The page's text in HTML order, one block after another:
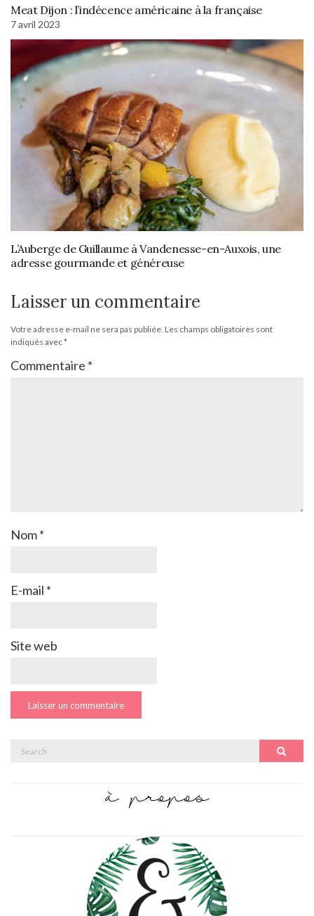
Meat Dijon : l’indécence américaine à la française
7 avril 2023
L’Auberge de Guillaume à Vandenesse-en-Auxois, une
adresse gourmande et généreuse
Laisser un commentaire
Votre adresse e-mail ne sera pas publiée. Les champs obligatoires sont
indiqués avec*
Commentaire *
Nom*
E-mail *
Site web
Search
Search